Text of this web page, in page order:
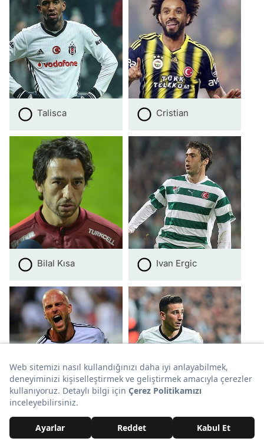
Talisca Cristian
Bilal Kısa Ivan Ergic
Fabian Ernst Oğuzhan Özyakup